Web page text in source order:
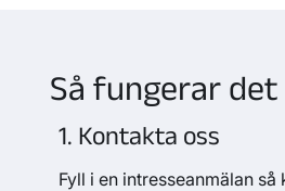
Så fungerar
1. Kontakta oss
Fyll i en intresseanmälan